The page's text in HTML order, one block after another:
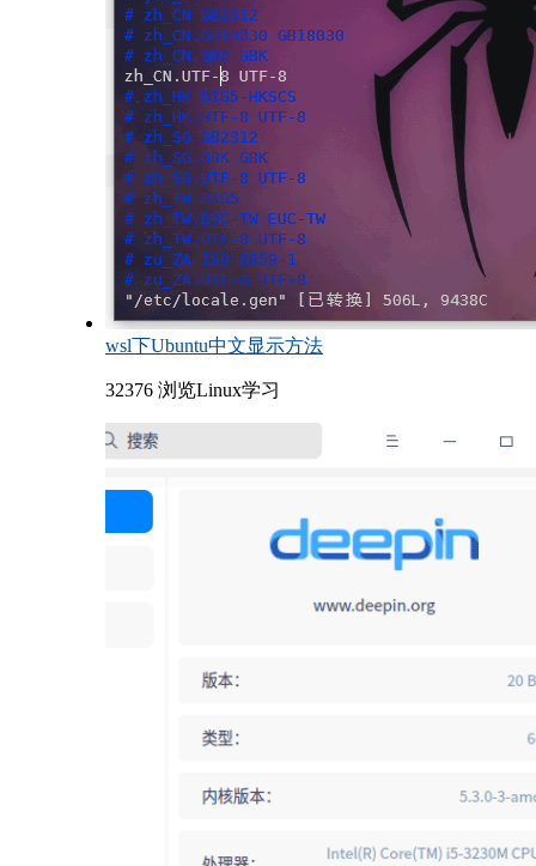
wsl下Ubuntu中文显示方法
32376 浏览Linux学习